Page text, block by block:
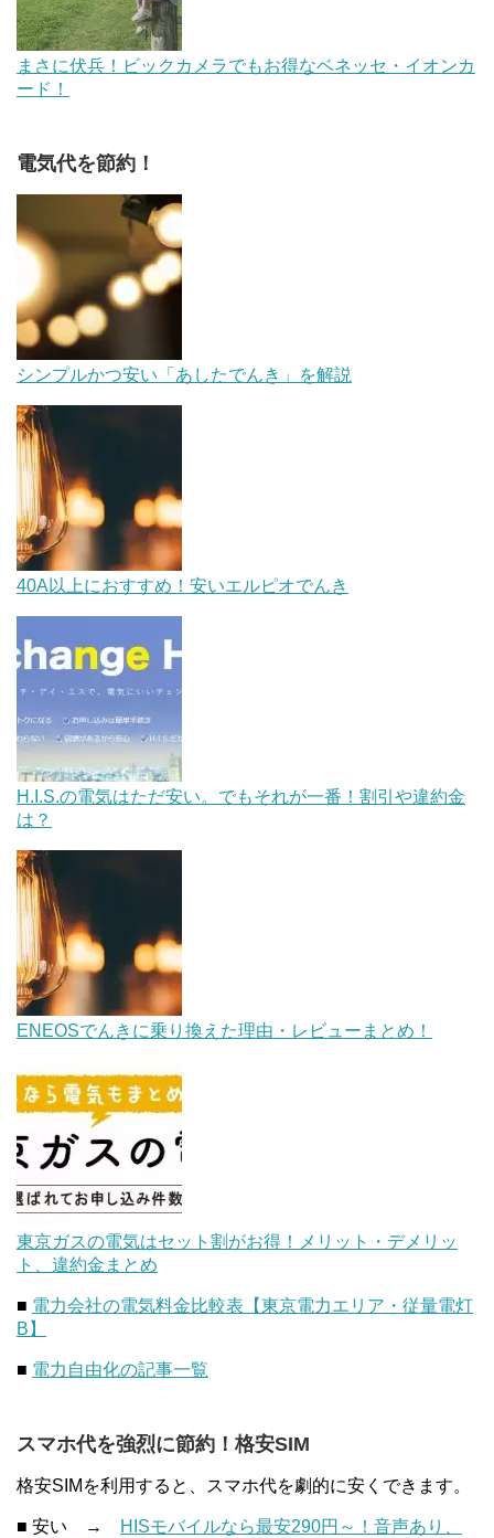
まさに伏兵！ビックカメラでもお得なベネッセ・イオンカ
ード！
電気代を節約！
シンプルかつ安い「あしたでんき」を解説
40A以上におすすめ！安いエルピオでんき
H.I.S.の電気はただ安い。でもそれが一番！割引や違約金
は？
ENEOSでんきに乗り換えた理由・レビューまとめ！
東京ガスの電気はセット割がお得！メリット・デメリッ
ト、違約金まとめ
■ 電力会社の電気料金比較表【東京電力エリア・従量電灯
B】
■ 電力自由化の記事一覧
スマホ代を強烈に節約！格安SIM
格安SIMを利用すると、スマホ代を劇的に安くできます。
■ 安い →
HISモバイルなら最安290円～！音声あり、